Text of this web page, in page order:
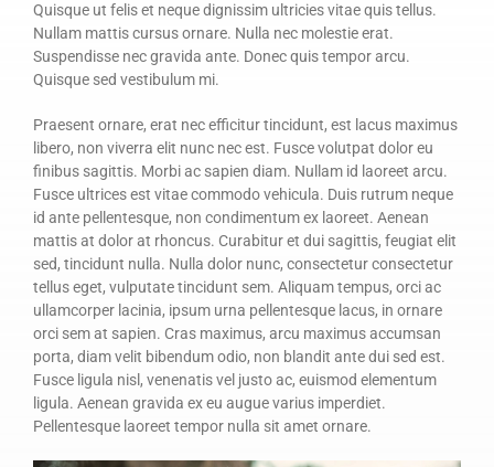
Quisque ut felis et neque dignissim ultricies vitae quis tellus.
Nullam mattis cursus ornare. Nulla nec molestie erat.
Suspendisse nec gravida ante. Donec quis tempor arcu.
Quisque sed vestibulum mi.
Praesent ornare, erat nec efficitur tincidunt, est lacus maximus
libero, non viverra elit nunc nec est. Fusce volutpat dolor eu
finibus sagittis. Morbi ac sapien diam. Nullam id laoreet arcu.
Fusce ultrices est vitae commodo vehicula. Duis rutrum neque
id ante pellentesque, non condimentum ex laoreet. Aenean
mattis at dolor at rhoncus. Curabitur et dui sagittis, feugiat elit
sed, tincidunt nulla. Nulla dolor nunc, consectetur consectetur
tellus eget, vulputate tincidunt sem. Aliquam tempus, orci ac
ullamcorper lacinia, ipsum urna pellentesque lacus, in ornare
orci sem at sapien. Cras maximus, arcu maximus accumsan
porta, diam velit bibendum odio, non blandit ante dui sed est.
Fusce ligula nisl, venenatis vel justo ac, euismod elementum
ligula. Aenean gravida ex eu augue varius imperdiet.
Pellentesque laoreet tempor nulla sit amet ornare.